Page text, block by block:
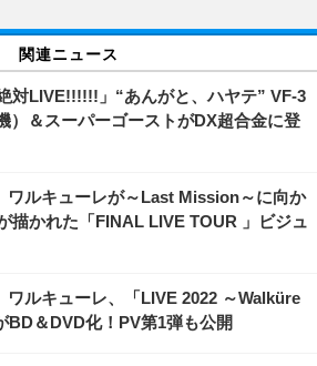
関連ニュース
対LIVE!!!!!!」“あんがと、ハヤテ” VF-3
）＆スーパーゴーストがDX超合金に登
ワルキューレが～Last Mission～に向か
描かれた「FINAL LIVE TOUR 」ビジュ
ワルキューレ、「LIVE 2022 ～Walküre
BD＆DVD化！PV第1弾も公開